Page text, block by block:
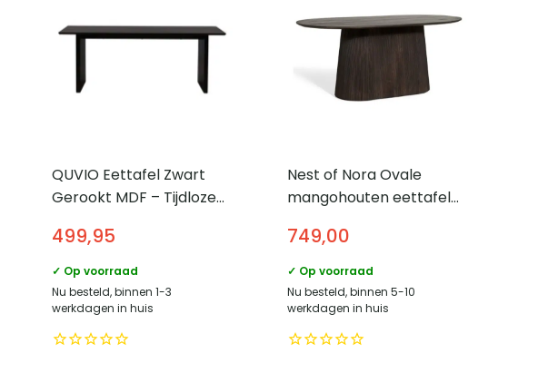
QUVIO Eettafel Zwart
Gerookt MDF – Tijdloze
Scandinavisch Design
499,95
✓ Op voorraad
Nu besteld, binnen 1-3
werkdagen in huis
Nest of Nora Ovale
mangohouten eettafel
Donkerbruin
749,00
✓ Op voorraad
Nu besteld, binnen 5-10
werkdagen in huis